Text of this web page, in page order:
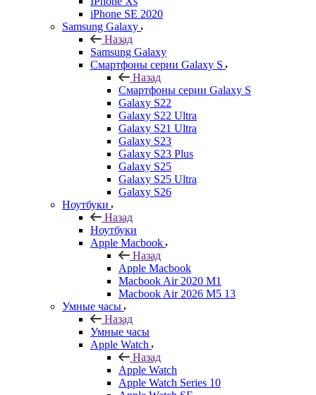
iPhone SE 2020
Samsung Galaxy
Назад
Samsung Galaxy
Смартфоны серии Galaxy S
Назад
Смартфоны серии Galaxy S
Galaxy S22
Galaxy S22 Ultra
Galaxy S21 Ultra
Galaxy S23
Galaxy S23 Plus
Galaxy S25
Galaxy S25 Ultra
Galaxy S26
Ноутбуки
Назад
Ноутбуки
Apple Macbook
Назад
Apple Macbook
Macbook Air 2020 M1
Macbook Air 2026 M5 13
Умные часы
Назад
Умные часы
Apple Watch
Назад
Apple Watch
Apple Watch Series 10